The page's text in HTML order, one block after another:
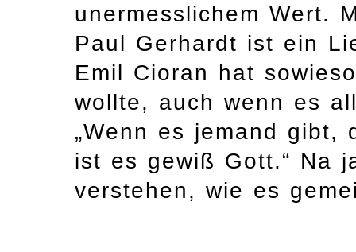
unermesslichem Wert.
Paul Gerhardt ist ein
Emil Cioran hat
wollte, auch wenn es
„Wenn es jemand gibt,
ist es gewiß Gott.“ Na
verstehen, wie es